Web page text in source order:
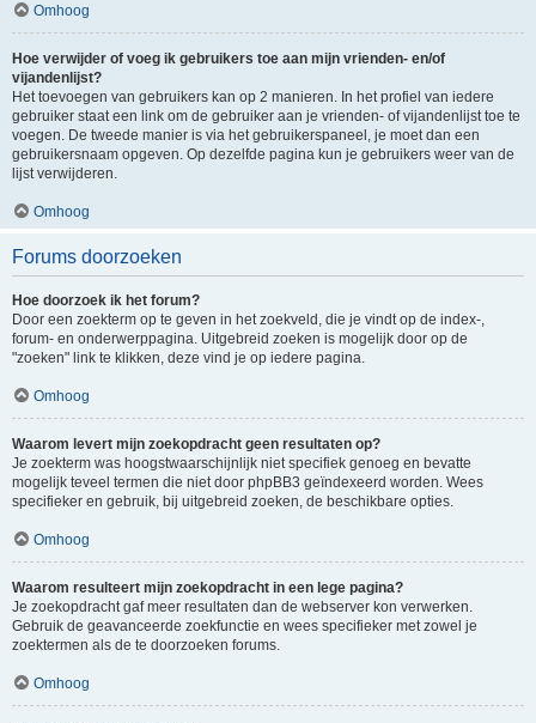
Omhoog
Hoe verwijder of voeg ik gebruikers toe aan mijn vrienden- en/of
vijandenlijst?
Het toevoegen van gebruikers kan op 2 manieren. In het profiel van iedere
gebruiker staat een link om de gebruiker aan je vrienden- of vijandenlijst toe te
voegen. De tweede manier is via het gebruikerspaneel, je moet dan een
gebruikersnaam opgeven. Op dezelfde pagina kun je gebruikers weer van de
lijst verwijderen.
Omhoog
Forums doorzoeken
Hoe doorzoek ik het forum?
Door een zoekterm op te geven in het zoekveld, die je vindt op de index-,
forum- en onderwerppagina. Uitgebreid zoeken is mogelijk door op de
"zoeken" link te klikken, deze vind je op iedere pagina.
Omhoog
Waarom levert mijn zoekopdracht geen resultaten op?
Je zoekterm was hoogstwaarschijnlijk niet specifiek genoeg en bevatte
mogelijk teveel termen die niet door phpBB3 geïndexeerd worden. Wees
specifieker en gebruik, bij uitgebreid zoeken, de beschikbare opties.
Omhoog
Waarom resulteert mijn zoekopdracht in een lege pagina?
Je zoekopdracht gaf meer resultaten dan de webserver kon verwerken.
Gebruik de geavanceerde zoekfunctie en wees specifieker met zowel je
zoektermen als de te doorzoeken forums.
Omhoog